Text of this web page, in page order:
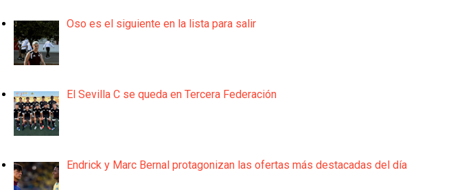
Oso es el siguiente en la lista para salir
El Sevilla C se queda en Tercera Federación
Endrick y Marc Bernal protagonizan las ofertas más destacadas del día